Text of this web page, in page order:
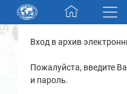
Skip navigation
Разделы и коллекции
Электронный каталог
Вход в архив
Пожалуйста, введите
и пароль.